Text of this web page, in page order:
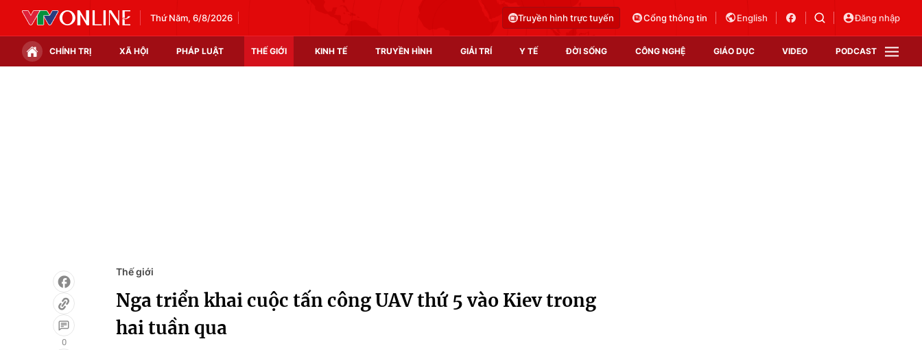
Thứ Năm, 6/8/2026 Truyền hình trực tuyến Cổng thông tin English Đăng nhập
CHÍNH TRỊ XÃ HỘI PHÁP LUẬT THẾ GIỚI KINH TẾ TRUYỀN HÌNH GIẢI TRÍ Y TẾ ĐỜI SỐNG CÔNG NGHỆ GIÁO DỤC VIDEO PODCAST
Infographic
0
Thế giới
Nga triển khai cuộc tấn công UAV thứ 5 vào Kiev trong
hai tuần qua